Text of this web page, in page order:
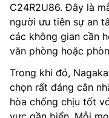
C24R2U86. Đây là
người ưu tiên sự an
các không gian cần
văn phòng hoặc
Trong khi đó,
chọn rất đáng cân
hòa chống chịu tốt